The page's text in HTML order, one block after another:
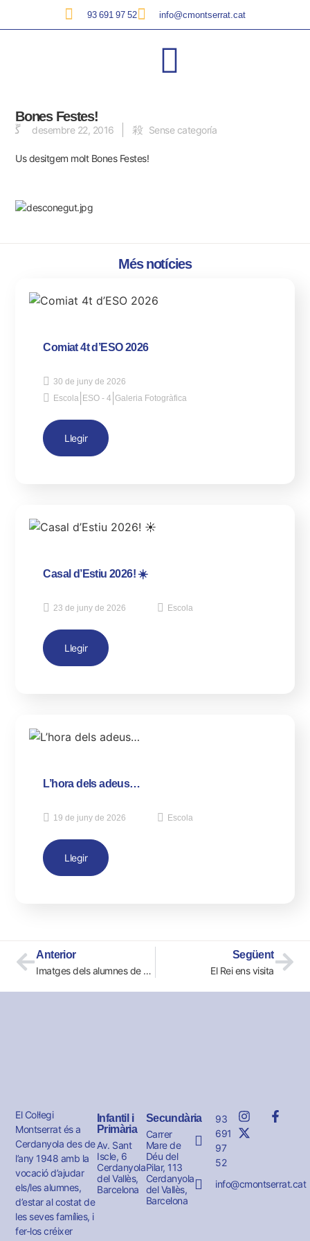
93 691 97 52 info@cmontserrat.cat
Bones Festes!
desembre 22, 2016 Sense categoría
Us desitgem molt Bones Festes!
Més notícies
Comiat 4t d’ESO 2026
30 de juny de 2026
Escola ESO - 4 |Galeria Fotogràfica
Llegir
Casal d’Estiu 2026! ☀️
23 de juny de 2026 Escola
Llegir
L’hora dels adeus…
19 de juny de 2026 Escola
Llegir
Anterior
Imatges dels alumnes de 4t d’ESO a la pista de gel
Següent
El Rei ens visita
El Col·legi
Montserrat és a
Cerdanyola des de
l’any 1948 amb la
vocació d’ajudar
els/les alumnes,
d’estar al costat de
les seves famílies, i
fer-los créixer
Infantil i
Primària
Av. Sant
Iscle, 6
Cerdanyola
del Vallès,
Barcelona
Secundària
Carrer
Mare de
Déu del
Pilar, 113
Cerdanyola
del Vallès,
Barcelona
93
691
97
52
info@cmontserrat.cat